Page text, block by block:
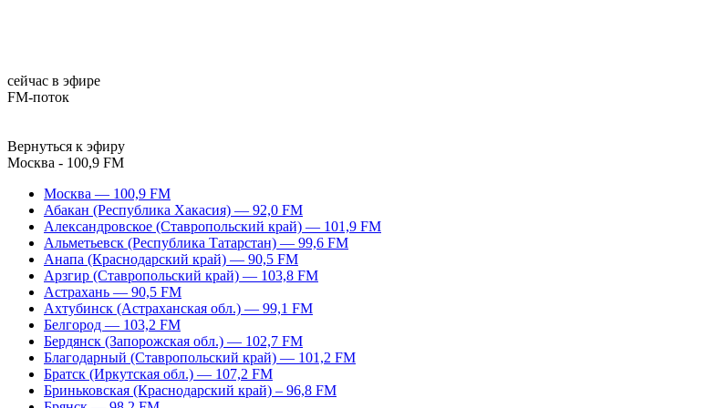
сейчас в эфире
FM-поток
Вернуться к эфиру
Москва - 100,9 FM
Москва — 100,9 FM
Абакан (Республика Хакасия) — 92,0 FM
Александровское (Ставропольский край) — 101,9 FM
Альметьевск (Республика Татарстан) — 99,6 FM
Анапа (Краснодарский край) — 90,5 FM
Арзгир (Ставропольский край) — 103,8 FM
Астрахань — 90,5 FM
Ахтубинск (Астраханская обл.) — 99,1 FM
Белгород — 103,2 FM
Бердянск (Запорожская обл.) — 102,7 FM
Благодарный (Ставропольский край) — 101,2 FM
Братск (Иркутская обл.) — 107,2 FM
Бриньковская (Краснодарский край) – 96,8 FM